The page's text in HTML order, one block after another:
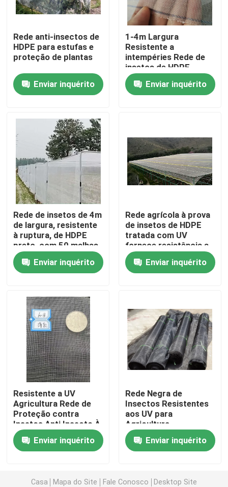
Casa
Produtos
Quem Somos
Fale Conosco
Pedir um orçamento
Russian website
Cortina de porta de malha magnética
Ecrã da janela
Rede da máscara do PE
Rede anti-insectos de
HDPE para estufas e
proteção de plantas
Enviar inquérito
1-4m Largura
Resistente a
intempéries Rede de
insetos de HDPE
50x25 malha
Enviar inquérito
Rede de insetos de 4m
de largura, resistente
à ruptura, de HDPE
preto, com 50 malhas
Enviar inquérito
Rede agrícola à prova
de insetos de HDPE
tratada com UV
fornece resistência a
lágrimas
Enviar inquérito
Resistente a UV
Agricultura Rede de
Proteção contra
Insetos Anti Insecto À
Prova de Lágrimas
Com 60 Malha
Enviar inquérito
Rede Negra de
Insectos Resistentes
aos UV para
Agricultura
Enviar inquérito
Casa Mapa do Site Fale Conosco Desktop Site